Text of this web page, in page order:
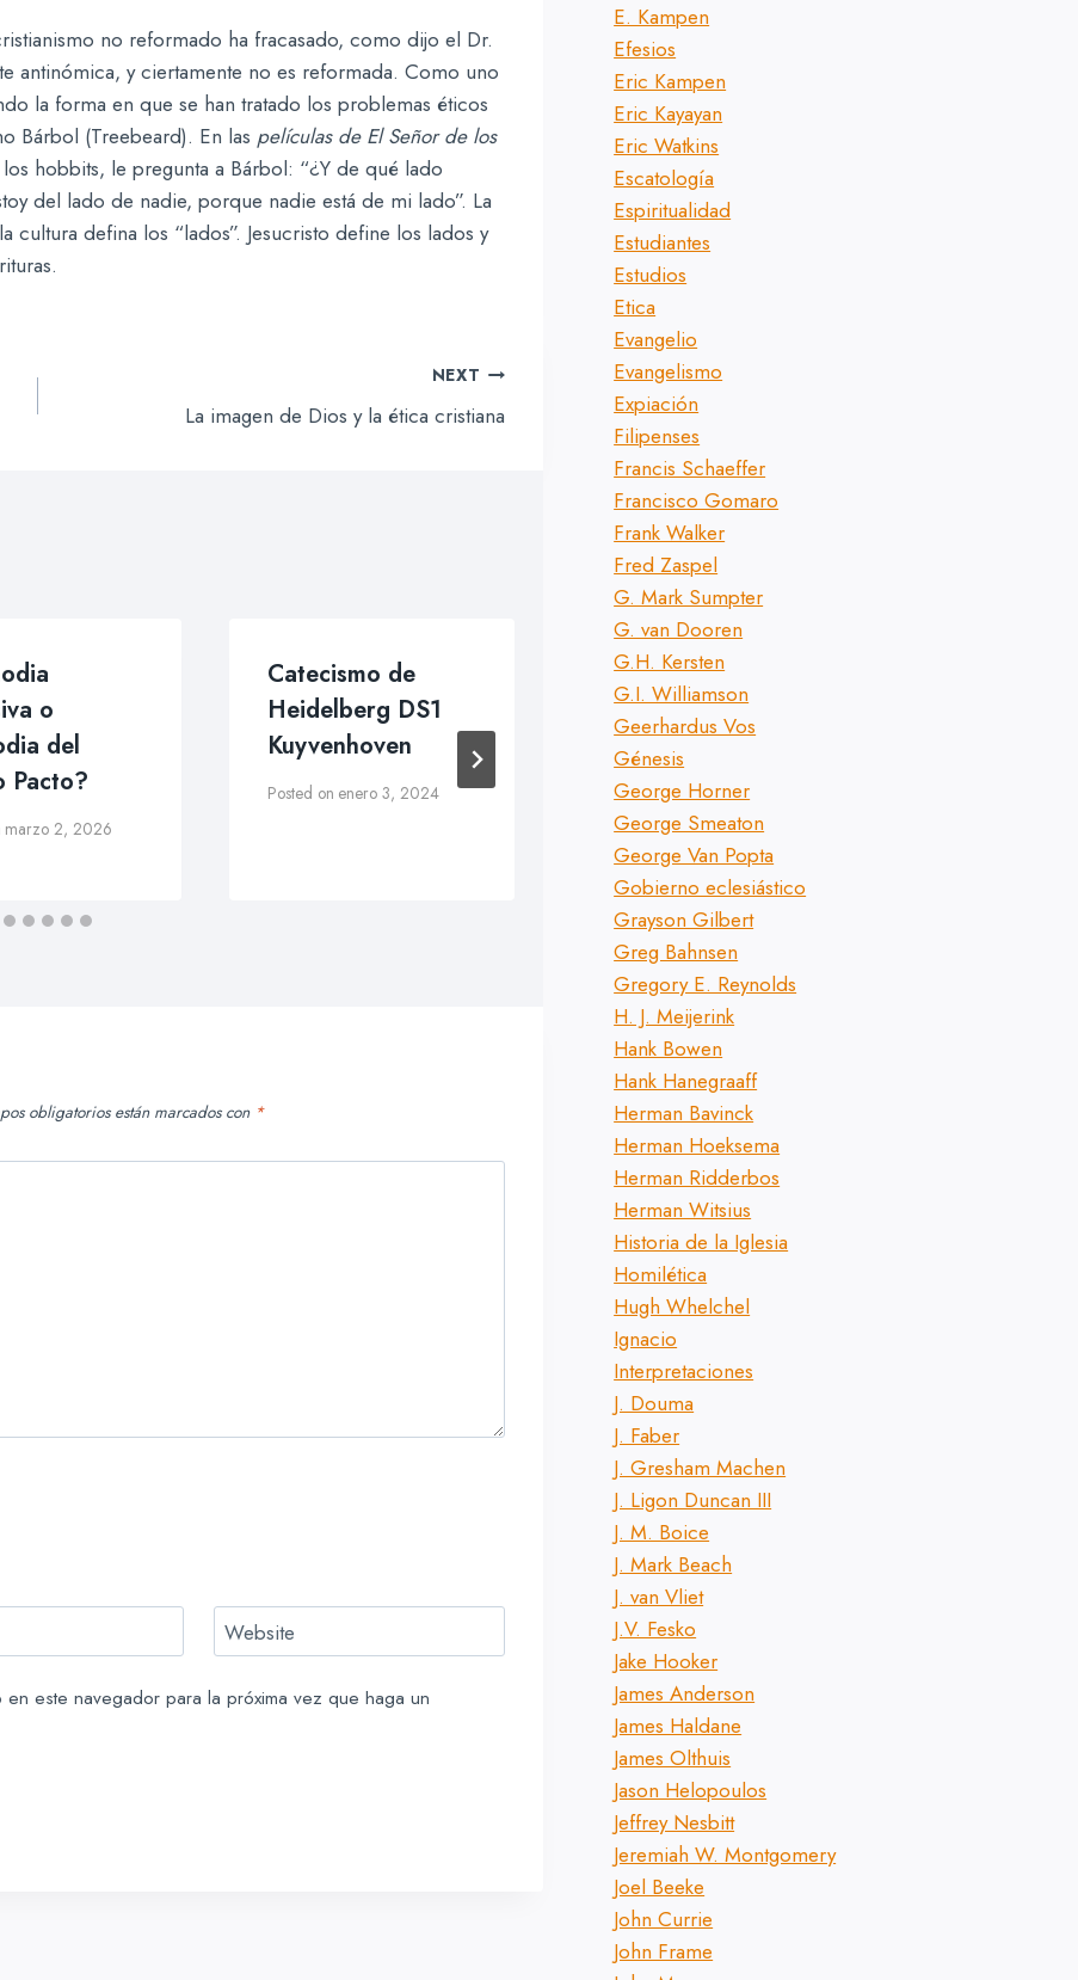
no reformado ha fracasado, como dijo el Dr.
antinómica, y ciertamente no es reformada. Como uno
la forma en que se han tratado los problemas éticos
Bárbol (Treebeard). En las películas de El Señor de los
hobbits, le pregunta a Bárbol: “¿Y de qué lado
del lado de nadie, porque nadie está de mi lado”. La
defina los “lados”. Jesucristo define los lados y
NEXT
La imagen de Dios y la ética cristiana
o
del
Pacto?
marzo 2, 2026
Catecismo de
Heidelberg DS1
Kuyvenhoven
Posted on enero 3, 2024
Cordero
inmaculado de
Dios:
Posted onmayo 12, 2022
obligatorios están marcados con *
Website
este navegador para la próxima vez que haga un
E. Kampen
Efesios
Eric Kampen
Eric Kayayan
Eric Watkins
Escatología
Espiritualidad
Estudiantes
Estudios
Etica
Evangelio
Evangelismo
Expiación
Filipenses
Francis Schaeffer
Francisco Gomaro
Frank Walker
Fred Zaspel
G. Mark Sumpter
G. van Dooren
G.H. Kersten
G.I. Williamson
Geerhardus Vos
Génesis
George Horner
George Smeaton
George Van Popta
Gobierno eclesiástico
Grayson Gilbert
Greg Bahnsen
Gregory E. Reynolds
H. J. Meijerink
Hank Bowen
Hank Hanegraaff
Herman Bavinck
Herman Hoeksema
Herman Ridderbos
Herman Witsius
Historia de la Iglesia
Homilética
Hugh Whelchel
Ignacio
Interpretaciones
J. Douma
J. Faber
J. Gresham Machen
J. Ligon Duncan III
J. M. Boice
J. Mark Beach
J. van Vliet
J.V. Fesko
Jake Hooker
James Anderson
James Haldane
James Olthuis
Jason Helopoulos
Jeffrey Nesbitt
Jeremiah W. Montgomery
Joel Beeke
John Currie
John Frame